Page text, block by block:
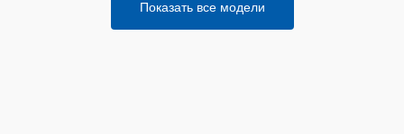
Показать все модели